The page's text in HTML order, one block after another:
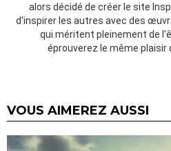
alors décidé de créer le site
d'inspirer les autres avec des
qui méritent pleinement de
éprouverez le même plaisir
VOUS AIMEREZ AUSSI